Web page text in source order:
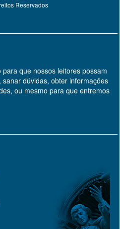
Reservados
que nossos leitores possam
dúvidas, obter informações
ou mesmo para que entremos